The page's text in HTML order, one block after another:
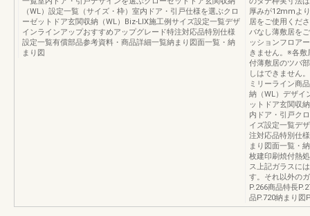
（WL）設定一覧（サイズ・枠）室内ドア・引戸仕様を選ぶクロ
ーゼットドア玄関収納（WL）Biz-LIX施工例サイズ設定一覧デザ
インラインアップおすすめアップグレード特注対応品特別仕様
設定一覧有償部品参考資料・商品詳細一覧納まり図面一覧・納
まり図
厚みが12mmよ
居をご使用くだ
バなし薄敷居を
ッションフロア
きません。※各
付薄敷居のツバ
しはできません
ミリーライン商
納（WL）デザイ
ットドア玄関収
内ドア・引戸ク
イズ設定一覧デ
注対応品特別仕
まり図面一覧・
枚建印刷焼付熱
ス上記ガラスに
す。それ以外の
P.266商品特長
品P.720納まり図